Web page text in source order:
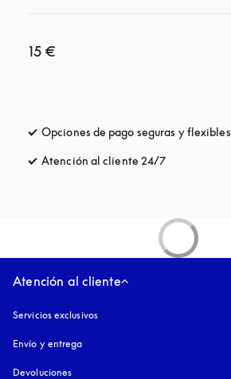
15 €
Opciones de pago seguras y flexibles
Atención al cliente 24/7
Atención al cliente
Servicios exclusivos
Envío y entrega
Devoluciones